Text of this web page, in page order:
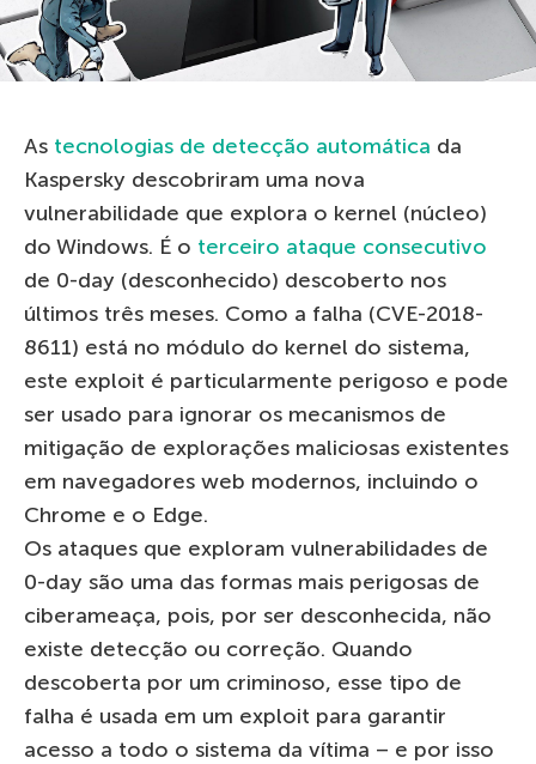
As tecnologias de detecção automática da
Kaspersky descobriram uma nova
vulnerabilidade que explora o kernel (núcleo)
do Windows. É o terceiro ataque consecutivo
de 0-day (desconhecido) descoberto nos
últimos três meses. Como a falha (CVE-2018-
8611) está no módulo do kernel do sistema,
este exploit é particularmente perigoso e pode
ser usado para ignorar os mecanismos de
mitigação de explorações maliciosas existentes
em navegadores web modernos, incluindo o
Chrome e o Edge.
Os ataques que exploram vulnerabilidades de
0-day são uma das formas mais perigosas de
ciberameaça, pois, por ser desconhecida, não
existe detecção ou correção. Quando
descoberta por um criminoso, esse tipo de
falha é usada em um exploit para garantir
acesso a todo o sistema da vítima – e por isso